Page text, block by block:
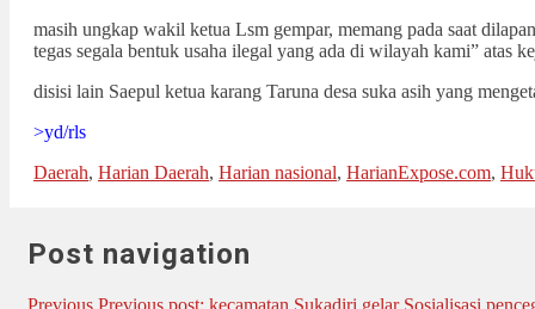
masih ungkap wakil ketua Lsm gempar, memang pada saat
tegas segala bentuk usaha ilegal yang ada di wilayah kami” atas
disisi lain Saepul ketua karang Taruna desa suka asih yang
>yd/rls
Daerah, Harian Daerah, Harian nasional, HarianExpose.com,
Post navigation
Previous Previous post: kecamatan Sukadiri gelar Sosialisasi